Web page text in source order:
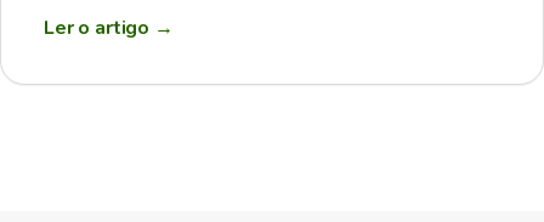
Ler o artigo →